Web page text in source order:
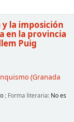
la imposición
en la provincia
Puig
(Granada
; Forma literaria: No es